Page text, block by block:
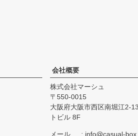
会社概要
株式会社マーシュ
550-0015
大阪府大阪市西区南堀江2-
トビル 8F
メール info@casual-